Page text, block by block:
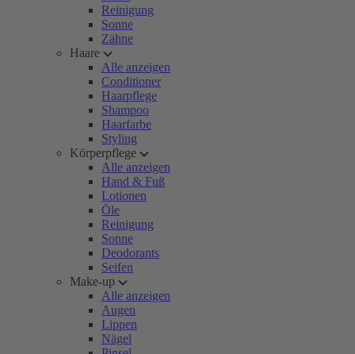
Reinigung
Sonne
Zähne
Haare
Alle anzeigen
Conditioner
Haarpflege
Shampoo
Haarfarbe
Styling
Körperpflege
Alle anzeigen
Hand & Fuß
Lotionen
Öle
Reinigung
Sonne
Deodorants
Seifen
Make-up
Alle anzeigen
Augen
Lippen
Nägel